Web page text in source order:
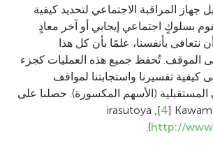
جهاز المراقبة الاجتماعي لتحديد كيفية
بسلوكٍ اجتماعي إيجابي أو آخر معادٍ
نتعافى بأنفسنا، علمًا بأن كل هذا
الموقف. تُحفظ جميع هذه العمليات كجزء
كيفية تفسيرنا واستجابتنا لمواقف
المستقبلية (الأسهم المكسورة). حصلنا على
[
4
], irasutoya
(http://
.